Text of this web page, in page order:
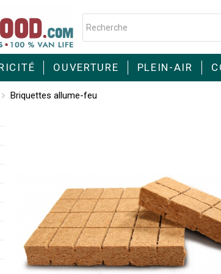
OUVERTURE PLEIN-AIR
Briquettes allume-feu